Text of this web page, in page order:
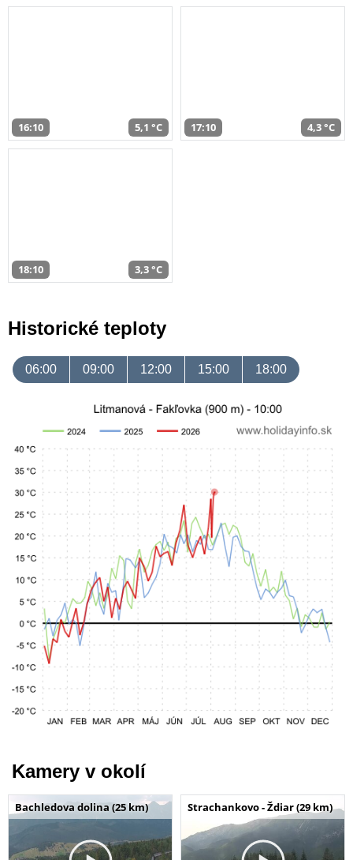
16:10 5,1 °C 17:10 4,3 °C
18:10 3,3 °C
Historické teploty
06:00 09:00 12:00 15:00 18:00
Kamery v okolí
Bachledova dolina (25 km) Strachankovo - Ždiar (29 km)